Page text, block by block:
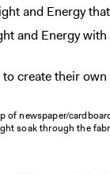
and Energy
and Energy
create their own
of newspaper/
soak through the